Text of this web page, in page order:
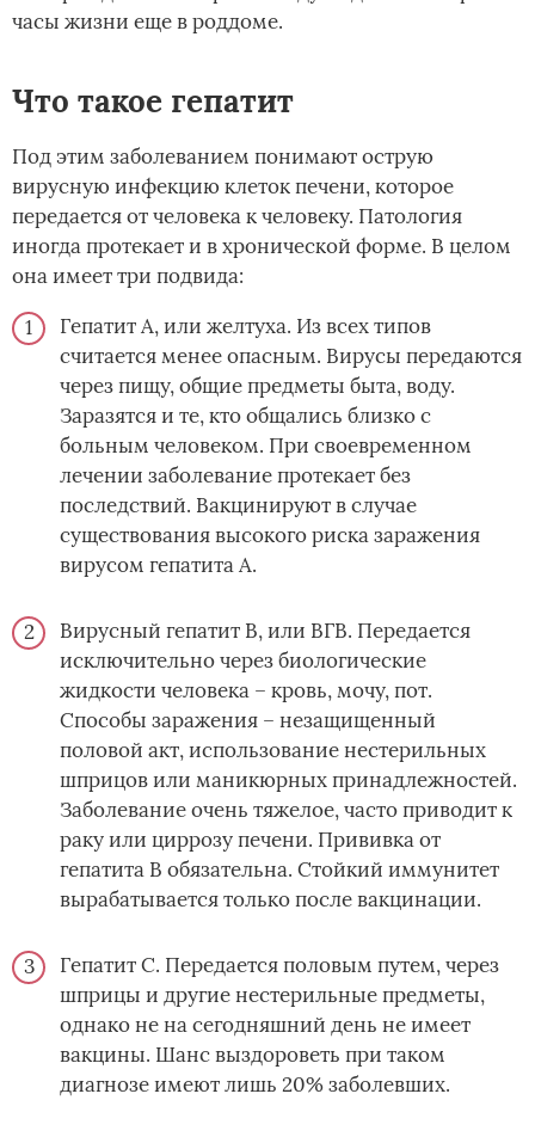
часы жизни еще в роддоме.
Что такое гепатит
Под этим заболеванием понимают острую
вирусную инфекцию клеток печени, которое
передается от человека к человеку. Патология
иногда протекает и в хронической форме. В целом
она имеет три подвида:
Гепатит А, или желтуха. Из всех типов
считается менее опасным. Вирусы передаются
через пищу, общие предметы быта, воду.
Заразятся и те, кто общались близко с
больным человеком. При своевременном
лечении заболевание протекает без
последствий. Вакцинируют в случае
существования высокого риска заражения
вирусом гепатита А.
Вирусный гепатит B, или ВГВ. Передается
исключительно через биологические
жидкости человека – кровь, мочу, пот.
Способы заражения – незащищенный
половой акт, использование нестерильных
шприцов или маникюрных принадлежностей.
Заболевание очень тяжелое, часто приводит к
раку или циррозу печени. Прививка от
гепатита В обязательна. Стойкий иммунитет
вырабатывается только после вакцинации.
Гепатит С. Передается половым путем, через
шприцы и другие нестерильные предметы,
однако не на сегодняшний день не имеет
вакцины. Шанс выздороветь при таком
диагнозе имеют лишь 20% заболевших.